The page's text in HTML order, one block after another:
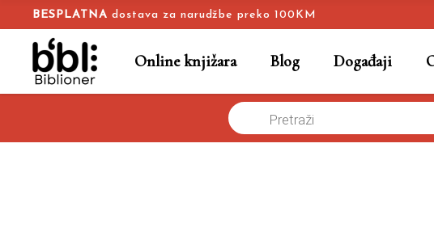
BESPLATNA dostava za narudžbe preko 100KM
Online knjižara Blog Događaji
Products
search